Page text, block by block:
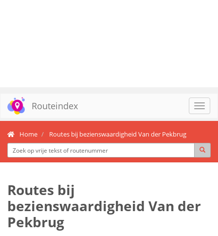
Routeindex
Home Routes bij bezienswaardigheid Van der Pekbrug
Routes bij
bezienswaardigheid Van der
Pekbrug